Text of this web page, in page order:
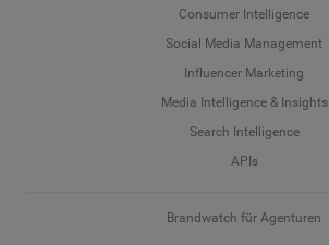
Consumer Intelligence
Social Media Management
Influencer Marketing
Media Intelligence & Insights
Search Intelligence
APIs
Brandwatch für Agenturen